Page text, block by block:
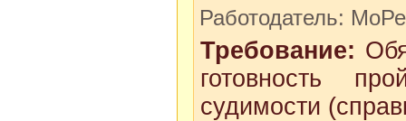
Работодатель:
Требование:
готовность
судимости